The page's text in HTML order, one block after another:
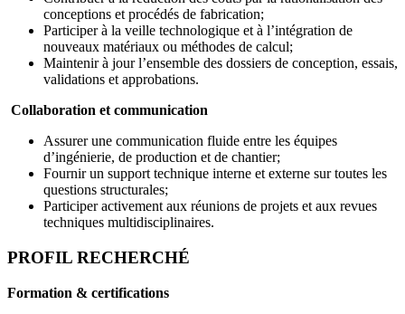
conceptions et procédés de fabrication;
Participer à la veille technologique et à l’intégration de
nouveaux matériaux ou méthodes de calcul;
Maintenir à jour l’ensemble des dossiers de conception, essais,
validations et approbations.
Collaboration et communication
Assurer une communication fluide entre les équipes
d’ingénierie, de production et de chantier;
Fournir un support technique interne et externe sur toutes les
questions structurales;
Participer activement aux réunions de projets et aux revues
techniques multidisciplinaires.
PROFIL RECHERCHÉ
Formation & certifications